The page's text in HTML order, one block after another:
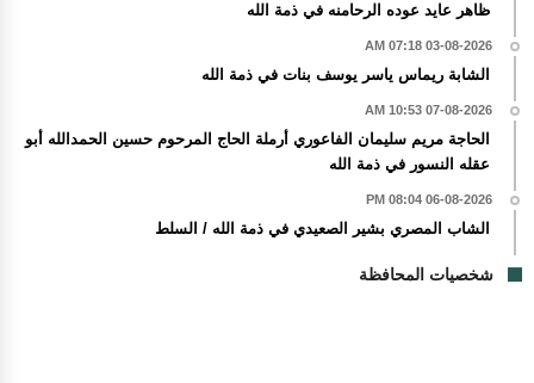
ظاهر عايد عوده الرحامنه في ذمة الله
03-08-2026 07:18 AM
الشابة ريماس ياسر يوسف بنات في ذمة الله
07-08-2026 10:53 AM
الحاجة مريم سليمان الفاعوري أرملة الحاج المرحوم حسين الحمدالله أبو
عقله النسور في ذمة الله
06-08-2026 08:04 PM
الشاب المصري بشير الصعيدي في ذمة الله / السلط
شخصيات المحافظة